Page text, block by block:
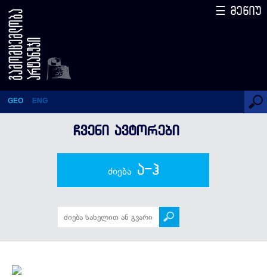
ბერდია სილაგავა
GEO ENG
☰ მენიუ
ᲩᲕᲔᲜᲘ ᲐᲕᲢᲝᲠᲔᲑᲘ
ძიება ა-ჰ